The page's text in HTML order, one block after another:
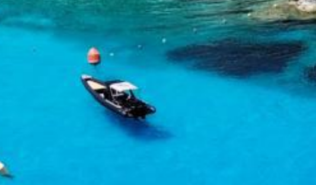
RHEINSTETTEN
SWR BADEN BADEN
STUTTGART